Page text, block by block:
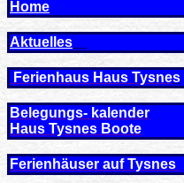
Home
Aktuelles
Ferienhaus Haus Tysnes
Belegungs- kalender
Haus Tysnes Boote
Ferienhäuser auf Tysnes